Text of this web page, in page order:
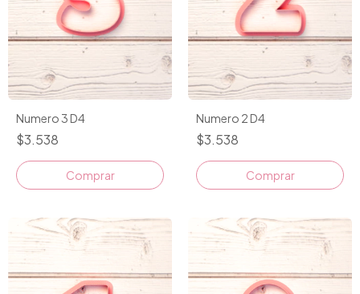
Numero 3 D4
$3.538
Comprar
Numero 2 D4
$3.538
Comprar